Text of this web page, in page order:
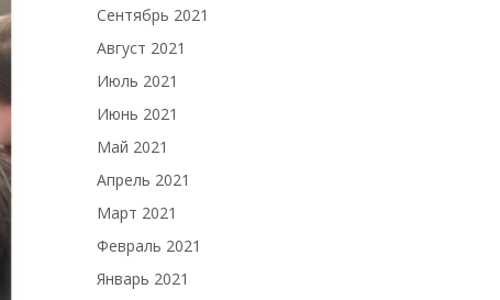
Сентябрь 2021
Август 2021
Июль 2021
Июнь 2021
Май 2021
Апрель 2021
Март 2021
Февраль 2021
Январь 2021